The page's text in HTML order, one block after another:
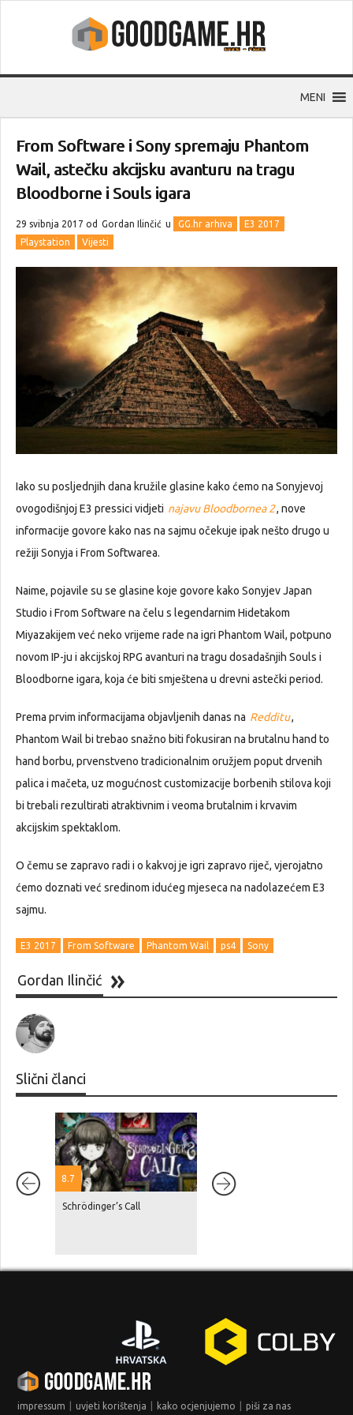
MENI
From Software i Sony spremaju Phantom
Wail, astečku akcijsku avanturu na tragu
Bloodborne i Souls igara
29 svibnja 2017 od Gordan Ilinčić u GG.hr arhiva
E3 2017
Playstation
Vijesti
Iako su posljednjih dana kružile glasine kako ćemo na Sonyjevoj
ovogodišnjoj E3 pressici vidjeti najavu Bloodbornea 2, nove
informacije govore kako nas na sajmu očekuje ipak nešto drugo u
režiji Sonyja i From Softwarea.
Naime, pojavile su se glasine koje govore kako Sonyjev Japan
Studio i From Software na čelu s legendarnim Hidetakom
Miyazakijem već neko vrijeme rade na igri Phantom Wail, potpuno
novom IP-ju i akcijskoj RPG avanturi na tragu dosadašnjih Souls i
Bloodborne igara, koja će biti smještena u drevni astečki period.
Prema prvim informacijama objavljenih danas na Redditu,
Phantom Wail bi trebao snažno biti fokusiran na brutalnu hand to
hand borbu, prvenstveno tradicionalnim oružjem poput drvenih
palica i mačeta, uz mogućnost customizacije borbenih stilova koji
bi trebali rezultirati atraktivnim i veoma brutalnim i krvavim
akcijskim spektaklom.
O čemu se zapravo radi i o kakvoj je igri zapravo riječ, vjerojatno
ćemo doznati već sredinom idućeg mjeseca na nadolazećem E3
sajmu.
E3 2017 From Software Phantom Wail ps4 Sony
Gordan Ilinčić
Slični članci
8.7
Schrödinger’s Call
impressum uvjeti korištenja kako ocjenjujemo piši za nas